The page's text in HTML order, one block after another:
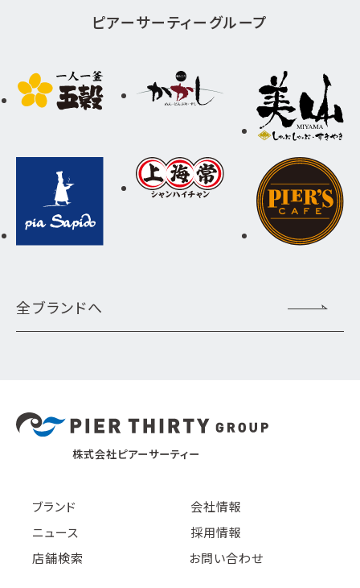
ピアーサーティーグループ
全ブランドへ
株式会社ピアーサーティー
ブランド
会社情報
ニュース
採用情報
店舗検索
お問い合わせ